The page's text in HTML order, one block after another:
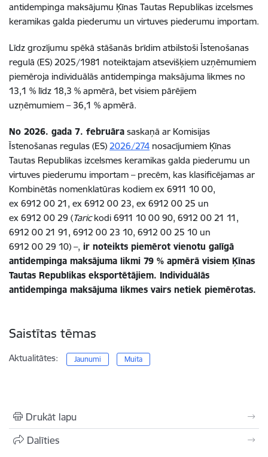
antidempinga maksājumu Ķīnas Tautas Republikas izcelsmes
keramikas galda piederumu un virtuves piederumu importam.
Līdz grozījumu spēkā stāšanās brīdim atbilstoši Īstenošanas
regulā (ES) 2025/1981 noteiktajam atsevišķiem uzņēmumiem
piemēroja individuālās antidempinga maksājuma likmes no
13,1 % līdz 18,3 % apmērā, bet visiem pārējiem
uzņēmumiem – 36,1 % apmērā.
No 2026. gada 7. februāra saskaņā ar Komisijas
Īstenošanas regulas (ES) 2026/274 nosacījumiem Ķīnas
Tautas Republikas izcelsmes keramikas galda piederumu un
virtuves piederumu importam – precēm, kas klasificējamas ar
Kombinētās nomenklatūras kodiem ex 6911 10 00,
ex 6912 00 21, ex 6912 00 23, ex 6912 00 25 un
ex 6912 00 29 (Tarickodi 6911 10 00 90, 6912 00 21 11,
6912 00 21 91, 6912 00 23 10, 6912 00 25 10 un
6912 00 29 10) –, ir noteikts piemērot vienotu galīgā
antidempinga maksājuma likmi 79 % apmērā visiem Ķīnas
Tautas Republikas eksportētājiem. Individuālās
antidempinga maksājuma likmes vairs netiek piemērotas.
Saistītas tēmas
Aktualitātes: Jaunumi Muita
Drukāt lapu
Dalīties